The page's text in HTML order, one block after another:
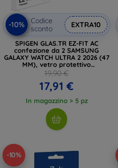
-10%
Codice
sconto
EXTRA10
SPIGEN GLAS.TR EZ-FIT AC
confezione da 2 SAMSUNG
GALAXY WATCH ULTRA 2 2026 (47
MM), vetro protettivo
trasparente
19,90 €
17,91 €
In magazzino > 5 pz
-10%